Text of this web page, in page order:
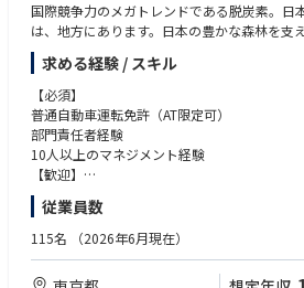
・事務の効率化を目的とした生成AIの業務適
GenGAを活用）
・機械学習モデル開発に向けたデータ前処理
・データ分析基盤構想におけるモデル実装・
・グループ横断でのデータ活用に向けたモデ
＜TrustのAI･データ事業＞
同社の中核事業の1つであるAI・データ事業で
ジネス価値を出すための分析や開発に取り組
ーが、データ活用支援（分析支援、基盤構築
援、ガバナンス構築支援など）と自社プロダ
ります。社内にはAI・データ分析組織をゼロ
や、高度なデータ分析技術を用いて大きな価
デルの開発を行ってきたメンバー、多数のユ
国際競争力のメガトレンドである脱炭素。日
は、地方にあります。日本の豊かな森林を支
バイオマス発電を備える工場、再エネ・省エ
業にこそ、脱炭素のポテンシャルが圧倒的に
このポテンシャルを見出し、証明する、これ
今回は、Jクレジット化する、いわば「Jクレ
ナル」としてご活躍いただくポジションです
認証委員会など、様々なステークホルダーと
理・推進する仕事です。
また世界でもグローバルメガトレンドになっ
専門性は、今だからこそパイオニアとして身
求める経験 / スキル
【必須】
普通自動車運転免許（AT限定可）
部門責任者経験
10人以上のマネジメント経験
【歓迎】
複数案件のプロジェクトマネジメント経験
従業員数
115名 （2026年6月現在）